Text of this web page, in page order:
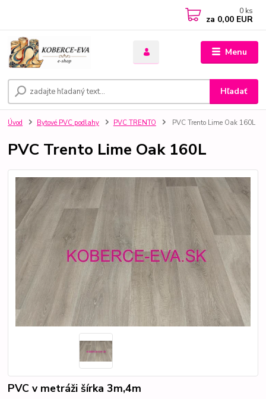
Menu
Hľadať
0 ks
za 0,00 EUR
Úvod Bytové PVC podlahy PVC TRENTO PVC Trento Lime Oak 160L
PVC Trento Lime Oak 160L
PVC v metráži šírka 3m,4m